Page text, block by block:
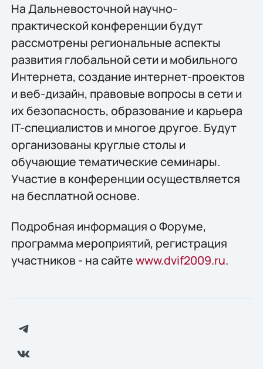
На Дальневосточной научно-
практической конференции будут
рассмотрены региональные аспекты
развития глобальной сети и мобильного
Интернета, создание интернет-проектов
и веб-дизайн, правовые вопросы в сети и
их безопасность, образование и карьера
IT-специалистов и многое другое. Будут
организованы круглые столы и
обучающие тематические семинары.
Участие в конференции осуществляется
на бесплатной основе.
Подробная информация о Форуме,
программа мероприятий, регистрация
участников - на сайтеwww.dvif2009.ru.